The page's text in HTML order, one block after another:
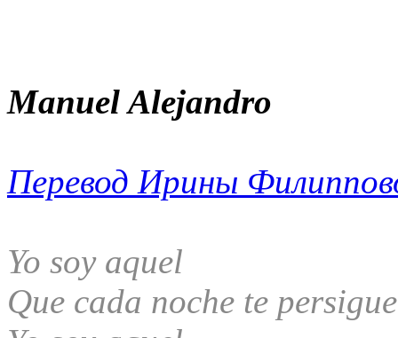
Manuel Alejandro
Перевод Ирины
Yo soy aquel
Que cada noche te persigue